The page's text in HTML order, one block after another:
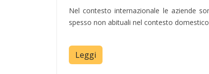
Nel contesto internazionale le aziende
spesso non abituali nel contesto
Leggi